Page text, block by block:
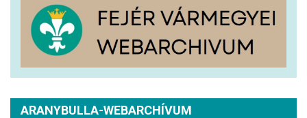
ARANYBULLA-WEBARCHÍVUM